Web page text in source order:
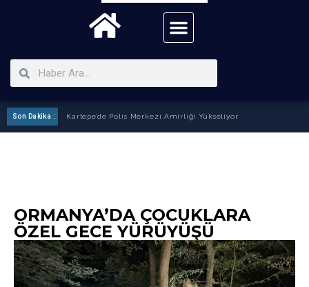
Kartepe’de Polis Merkezi Amirliği Yükseliyor
Son Dakika :
ORMANYA’DA ÇOCUKLARA
ÖZEL GECE YÜRÜYÜŞÜ